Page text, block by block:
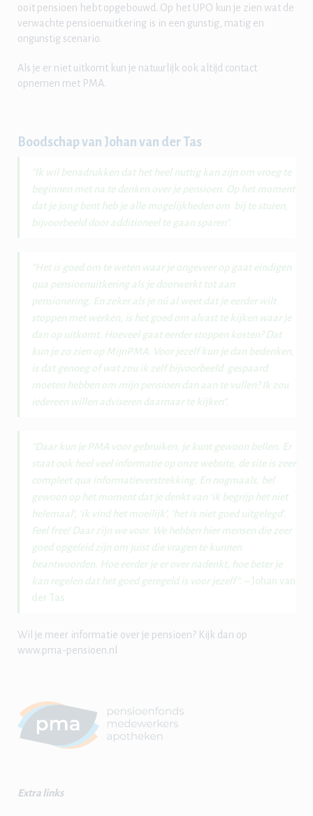
ooit pensioen hebt opgebouwd. Op het UPO kun je zien wat de
verwachte pensioenuitkering is in een gunstig, matig en
ongunstig scenario.
Als je er niet uitkomt kun je natuurlijk ook altijd contact
opnemen met PMA.
Boodschap van Johan van der Tas
“Ik wil benadrukken dat het heel nuttig kan zijn om vroeg te
beginnen met na te denken over je pensioen. Op het moment
dat je jong bent heb je alle mogelijkheden om bij te sturen,
bijvoorbeeld door additioneel te gaan sparen’’.
“Het is goed om te weten waar je ongeveer op gaat eindigen
qua pensioenuitkering als je doorwerkt tot aan
pensionering. En zeker als je nú al weet dat je eerder wilt
stoppen met werken, is het goed om alvast te kijken waar je
dan op uitkomt. Hoeveel gaat eerder stoppen kosten? Dat
kun je zo zien op MijnPMA. Voor jezelf kun je dan bedenken,
is dat genoeg of wat zou ik zelf bijvoorbeeld gespaard
moeten hebben om mijn pensioen dan aan te vullen? Ik zou
iedereen willen adviseren daarnaar te kijken”.
“Daar kun je PMA voor gebruiken, je kunt gewoon bellen. Er
staat ook heel veel informatie op onze website, de site is zeer
compleet qua informatieverstrekking. En nogmaals, bel
gewoon op het moment dat je denkt van ‘ik begrijp het niet
helemaal’, ‘ik vind het moeilijk’, ‘het is niet goed uitgelegd’.
Feel free! Daar zijn we voor. We hebben hier mensen die zeer
goed opgeleid zijn om juist die vragen te kunnen
beantwoorden. Hoe eerder je er over nadenkt, hoe beter je
kan regelen dat het goed geregeld is voor jezelf“. – Johan van
der Tas
Wil je meer informatie over je pensioen? Kijk dan op
www.pma-pensioen.nl
Extra links